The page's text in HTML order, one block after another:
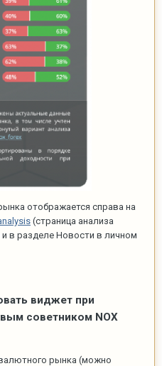
отображается справа на
(страница анализа
в разделе Новости в личном
виджет при
советником NOX
рынка (можно